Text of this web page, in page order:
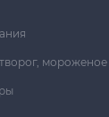
мороженое